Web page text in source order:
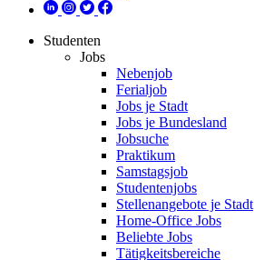
Studenten
Jobs
Nebenjob
Ferialjob
Jobs je Stadt
Jobs je Bundesland
Jobsuche
Praktikum
Samstagsjob
Studentenjobs
Stellenangebote je Stadt
Home-Office Jobs
Beliebte Jobs
Tätigkeitsbereiche